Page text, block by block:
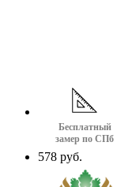
Бесплатный
замер по СПб
578 руб.